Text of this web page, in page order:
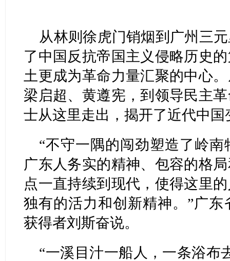
从林则徐虎门销烟到广州三
了中国反抗帝国主义侵略历史
土更成为革命力量汇聚的中心
梁启超、黄遵宪，到领导民主
士从这里走出，揭开了近代中国
“不守一隅的闯劲塑造了岭
广东人务实的精神、包容的格
点一直持续到现代，使得这里
独有的活力和创新精神。”广
获得者刘斯奋说。
“一溪目汁一船人，一条浴布